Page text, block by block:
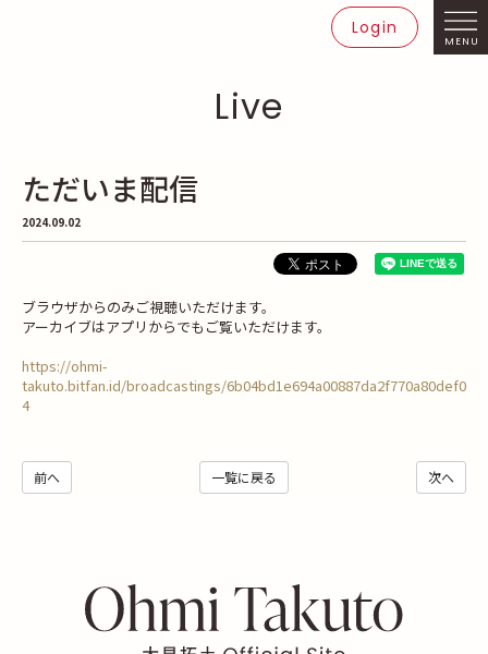
Login
MENU
Live
ただいま配信
2024.09.02
ブラウザからのみご視聴いただけます。
アーカイブはアプリからでもご覧いただけます。
https://ohmi-
takuto.bitfan.id/broadcastings/6b04bd1e694a00887da2f770a80def0
4
前へ 一覧に戻る 次へ